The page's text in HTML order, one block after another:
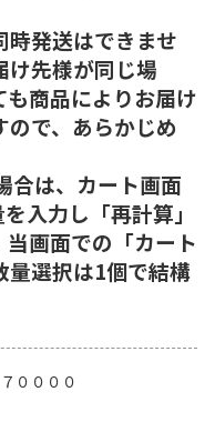
発送はできませ
け先様が同じ場
商品によりお届け
で、あらかじめ
合は、カート画面
入力し「再計算」
画面での「カート
量選択は1個で結構
００００